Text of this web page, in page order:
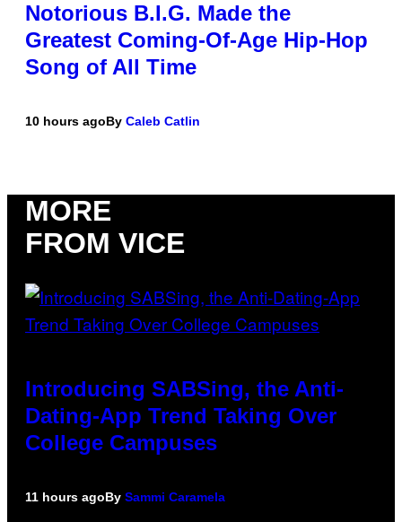
Notorious B.I.G. Made the
Greatest Coming-Of-Age Hip-Hop
Song of All Time
10 hours agoBy Caleb Catlin
MORE
FROM VICE
Introducing SABSing, the Anti-
Dating-App Trend Taking Over
College Campuses
11 hours agoBy Sammi Caramela